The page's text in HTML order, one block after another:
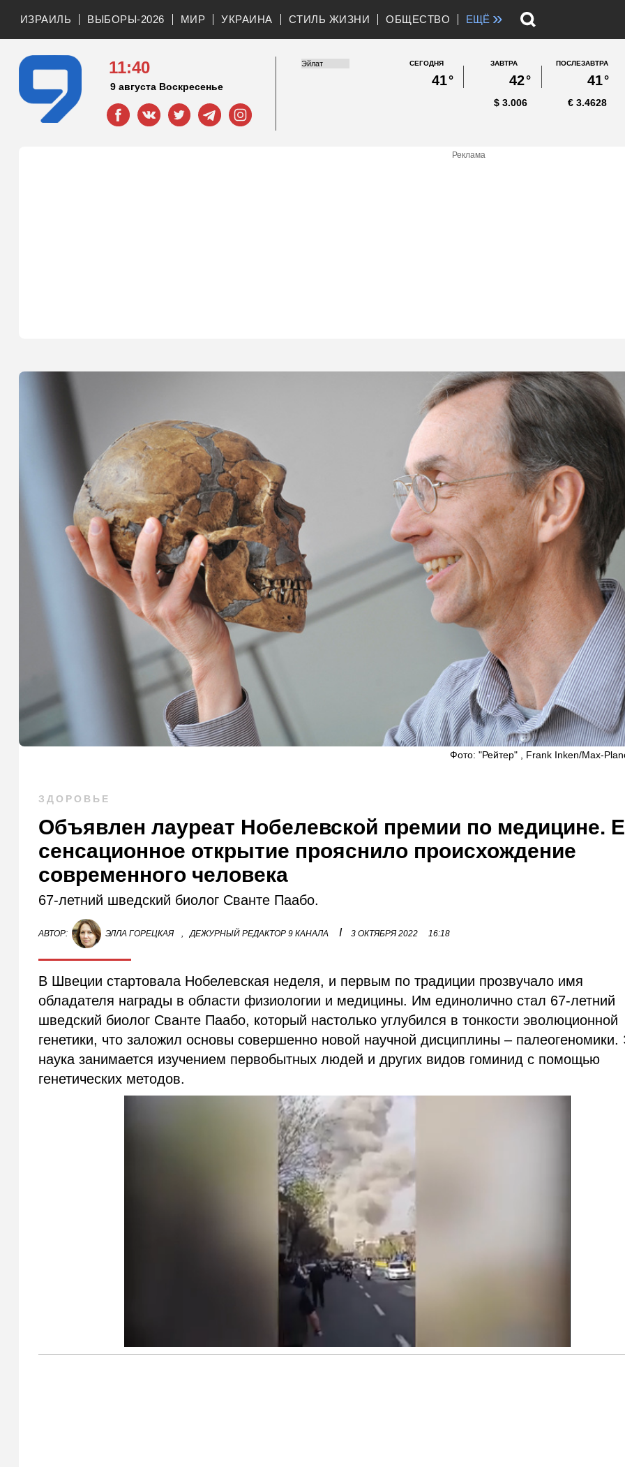
ИЗРАИЛЬ ВЫБОРЫ-2026 МИР УКРАИНА СТИЛЬ ЖИЗНИ ОБЩЕСТВО ЕЩЁ »
11:40
9 августа Воскресенье
СЕГОДНЯ
41°
ЗАВТРА
42°
ПОСЛЕЗАВТРА
41°
3.006
$ 3.4628
€
Реклама
Фото: "Рейтер" , Frank Inken/Max-
ЗДОРОВЬЕ
Объявлен лауреат Нобелевской премии по медицине.
сенсационное открытие прояснило происхождение
современного человека
67-летний шведский биолог Сванте Паабо.
АВТОР: ЭЛЛА ГОРЕЦКАЯ , ДЕЖУРНЫЙ РЕДАКТОР 9 КАНАЛА I 3 ОКТЯБРЯ 2022 16:18
В Швеции стартовала Нобелевская неделя, и первым по традиции прозвучало имя
обладателя награды в области физиологии и медицины. Им единолично стал 67-летний
шведский биолог Сванте Паабо, который настолько углубился в тонкости эволюционной
генетики, что заложил основы совершенно новой научной дисциплины – палеогеномики.
наука занимается изучением первобытных людей и других видов гоминид с помощью
генетических методов.